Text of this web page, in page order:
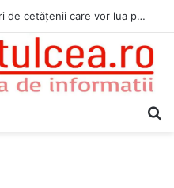
Jandarmii tulceni vor fi alături de cetățenii care vor lua parte la Festivalul Folk Țestos